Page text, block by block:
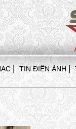
| TIN ĐIỆN ẢNH |